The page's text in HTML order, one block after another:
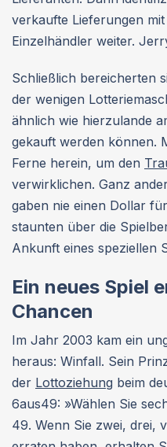
verkaufte Lieferungen
Einzelhändler weiter.
Schließlich bereicherten
der wenigen
ähnlich wie hierzulande
gekauft werden können.
Ferne herein, um den
verwirklichen. Ganz
gaben nie einen Dollar
staunten über die
Ankunft eines speziellen
Ein neues Spiel
Chancen
Im Jahr 2003 kam ein
heraus: Winfall. Sein
der Lottoziehung beim
6aus49: »Wählen Sie
49. Wenn Sie zwei, drei,